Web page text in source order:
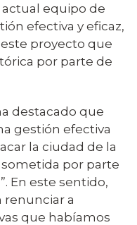
equipo de
efectiva y eficaz,
proyecto que
por parte de
destacado que
gestión efectiva
la ciudad de la
sometida por parte
En este sentido,
renunciar a
que habíamos